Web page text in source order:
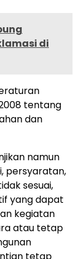
di
tentang
dan
namun
persyaratan,
sesuai,
yang dapat
kegiatan
atau tetap